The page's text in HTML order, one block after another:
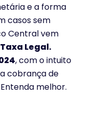
e a forma
casos sem
Central vem
Taxa Legal.
, com o intuito
cobrança de
melhor.